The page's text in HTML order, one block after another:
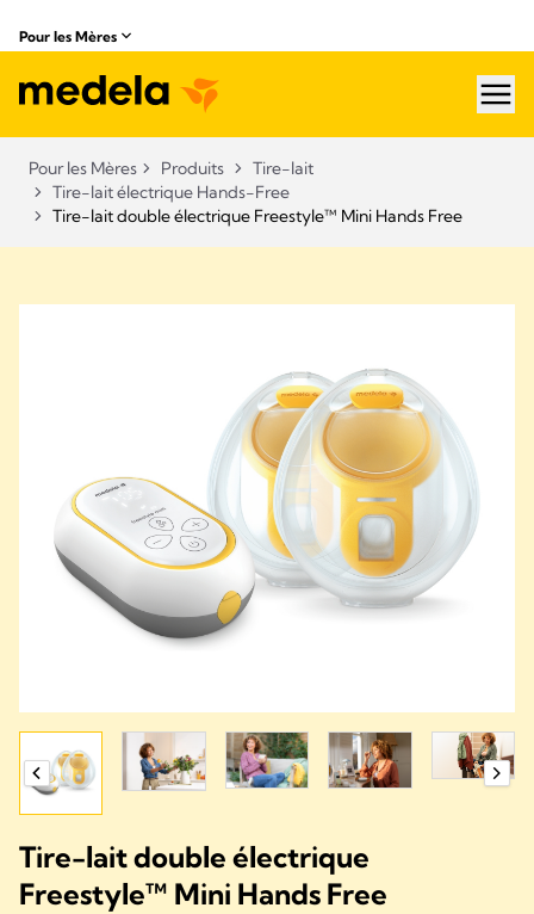
Pour les Mères
Pour les Mères Produits
Tire-lait
Tire-lait électrique Hands-Free
Tire-lait double électrique Freestyle™ Mini Hands Free
Tire-lait double électrique
Freestyle™ Mini Hands Free